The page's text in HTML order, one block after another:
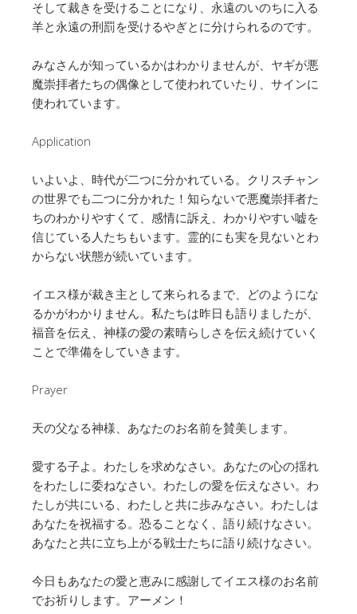
そして裁きを受けることになり、永遠のいのちに入る
羊と永遠の刑罰を受けるやぎとに分けられるのです。
みなさんが知っているかはわかりませんが、ヤギが悪
魔崇拝者たちの偶像として使われていたり、サインに
使われています。
Application
いよいよ、時代が二つに分かれている。クリスチャン
の世界でも二つに分かれた！知らないで悪魔崇拝者た
ちのわかりやすくて、感情に訴え、わかりやすい嘘を
信じている人たちもいます。霊的にも実を見ないとわ
からない状態が続いています。
イエス様が裁き主として来られるまで、どのようにな
るかがわかりません。私たちは昨日も語りましたが、
福音を伝え、神様の愛の素晴らしさを伝え続けていく
ことで準備をしていきます。
Prayer
天の父なる神様、あなたのお名前を賛美します。
愛する子よ。わたしを求めなさい。あなたの心の揺れ
をわたしに委ねなさい。わたしの愛を伝えなさい。わ
たしが共にいる、わたしと共に歩みなさい。わたしは
あなたを祝福する。恐ることなく、語り続けなさい。
あなたと共に立ち上がる戦士たちに語り続けなさい。
今日もあなたの愛と恵みに感謝してイエス様のお名前
でお祈りします。アーメン！